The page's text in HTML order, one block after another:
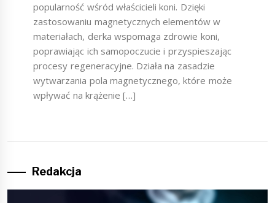
popularność wśród właścicieli koni. Dzięki
zastosowaniu magnetycznych elementów w
materiałach, derka wspomaga zdrowie koni,
poprawiając ich samopoczucie i przyspieszając
procesy regeneracyjne. Działa na zasadzie
wytwarzania pola magnetycznego, które może
wpływać na krążenie […]
Redakcja